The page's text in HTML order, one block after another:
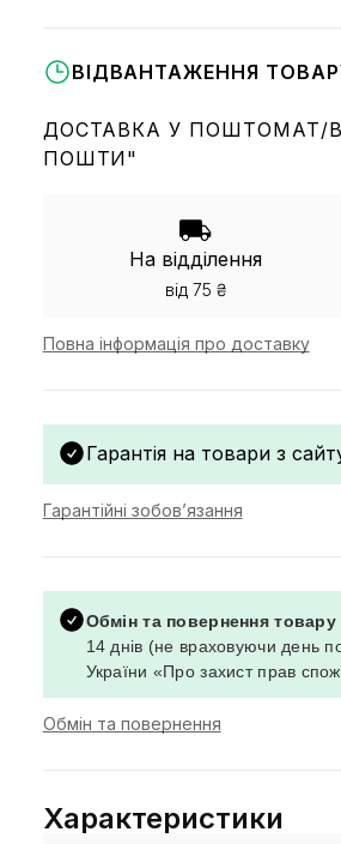
ВІДВАНТАЖЕННЯ
ДОСТАВКА У ПОШТОМАТ/
ПОШТИ"
На відділення
від 75 ₴
Повна інформація про доставку
Гарантія на товари з
Гарантійні зобов’язання
Обмін та повернення товару
14 днів (не враховуючи день
України «Про захист прав
Обмін та повернення
Характеристики